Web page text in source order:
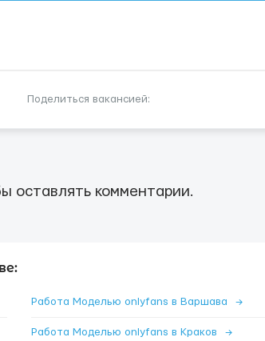
Поделиться вакансией:
оставлять комментарии.
Работа Моделью onlyfans в Варшава →
Работа Моделью onlyfans в Краков →